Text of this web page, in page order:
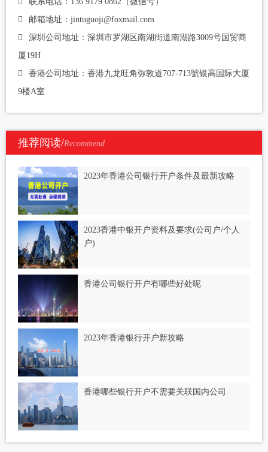
邮箱地址：jintuguoji@foxmail.com
深圳公司地址：深圳市罗湖区南湖街道南湖路3009号国贸商
厦19H
香港公司地址：香港九龙旺角弥敦道707-713號银高国际大厦
9楼A室
推荐阅读/Recommend
2023年香港公司银行开户条件及最新攻略
2023香港中银开户资料及要求(公司户/个人
户)
香港公司银行开户有哪些好处呢
2023年香港银行开户新攻略
香港哪些银行开户不需要关联国内公司